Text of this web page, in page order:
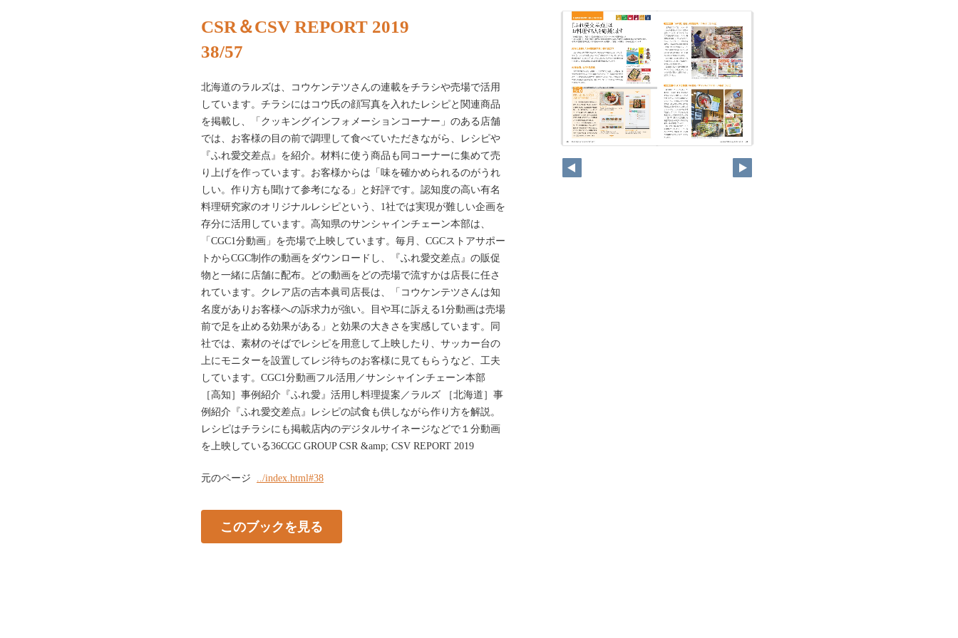
CSR＆CSV REPORT 2019
38/57
北海道のラルズは、コウケンテツさんの連載をチラシや売場で活用
しています。チラシにはコウ氏の顔写真を入れたレシピと関連商品
を掲載し、「クッキングインフォメーションコーナー」のある店舗
では、お客様の目の前で調理して食べていただきながら、レシピや
『ふれ愛交差点』を紹介。材料に使う商品も同コーナーに集めて売
り上げを作っています。お客様からは「味を確かめられるのがうれ
しい。作り方も聞けて参考になる」と好評です。認知度の高い有名
料理研究家のオリジナルレシピという、1社では実現が難しい企画を
存分に活用しています。高知県のサンシャインチェーン本部は、
「CGC1分動画」を売場で上映しています。毎月、CGCストアサポー
トからCGC制作の動画をダウンロードし、『ふれ愛交差点』の販促
物と一緒に店舗に配布。どの動画をどの売場で流すかは店長に任さ
れています。クレア店の吉本眞司店長は、「コウケンテツさんは知
名度がありお客様への訴求力が強い。目や耳に訴える1分動画は売場
前で足を止める効果がある」と効果の大きさを実感しています。同
社では、素材のそばでレシピを用意して上映したり、サッカー台の
上にモニターを設置してレジ待ちのお客様に見てもらうなど、工夫
しています。CGC1分動画フル活用／サンシャインチェーン本部
［高知］事例紹介『ふれ愛』活用し料理提案／ラルズ ［北海道］事
例紹介『ふれ愛交差点』レシピの試食も供しながら作り方を解説。
レシピはチラシにも掲載店内のデジタルサイネージなどで１分動画
を上映している36CGC GROUP CSR &amp; CSV REPORT 2019
元のページ ../index.html#38
このブックを見る